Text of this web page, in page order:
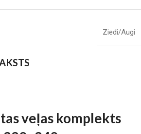
Ziedi/Augi
veļas komplekts